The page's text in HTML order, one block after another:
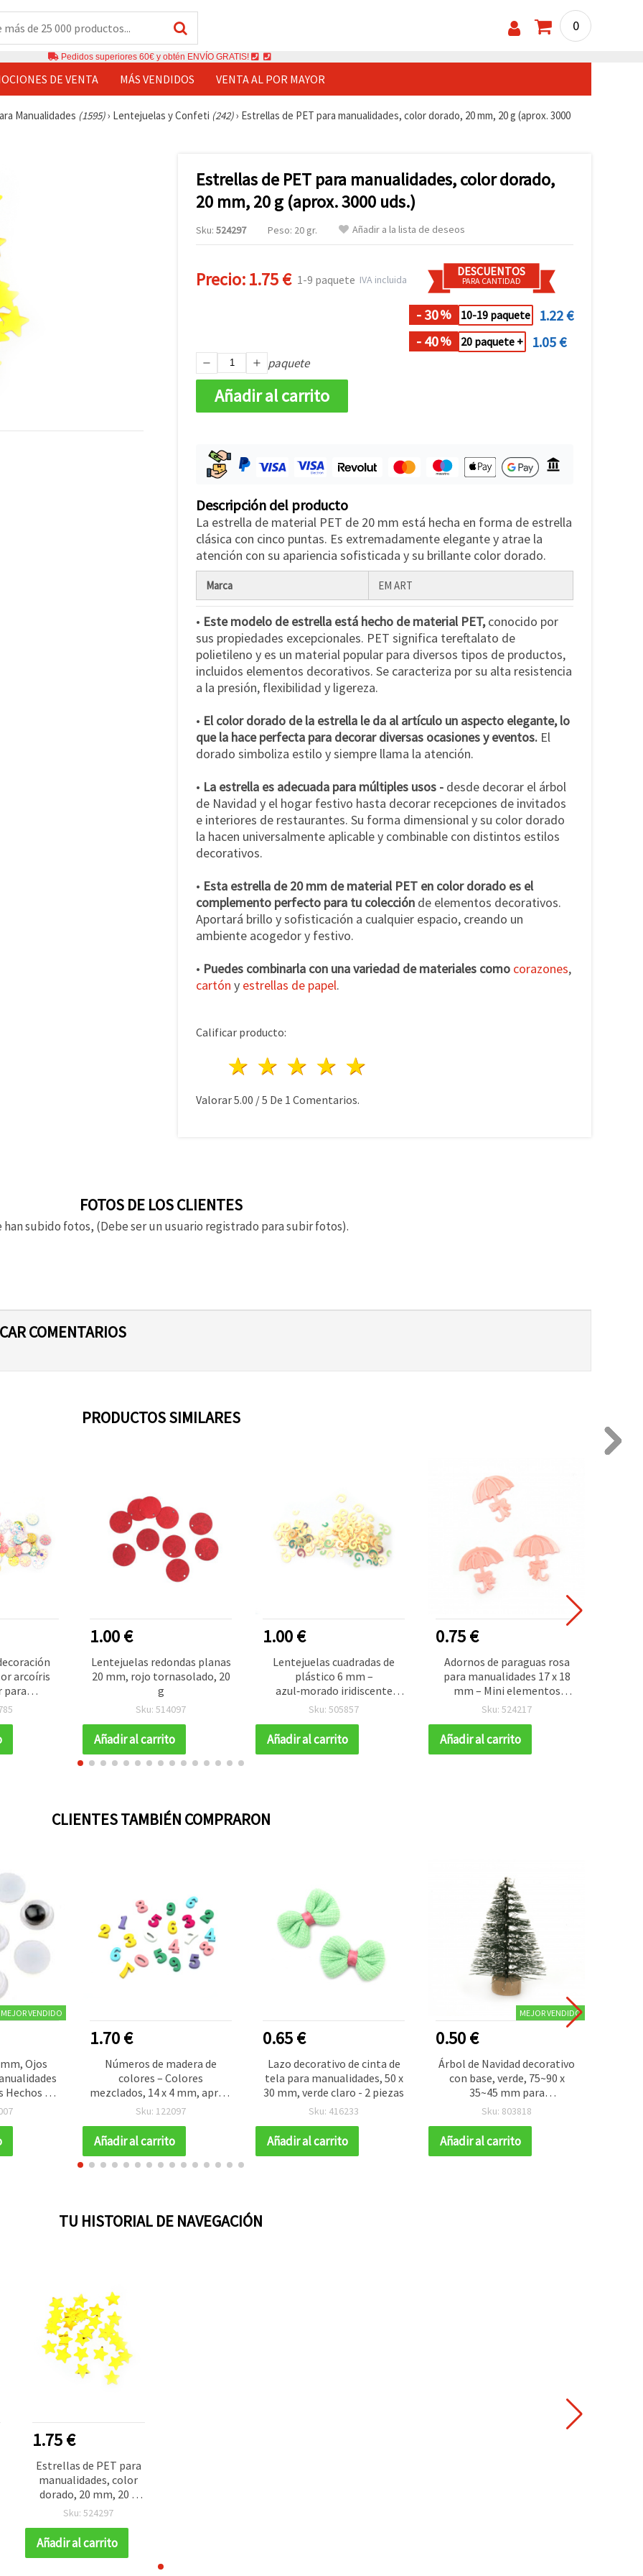
0
Pedidos superiores 60€ y obtén ENVÍO GRATIS!
DE VENTA MÁS VENDIDOS VENTA AL POR MAYOR
Manualidades (1595)› Lentejuelas y Confeti (242)› Estrellas de PET para manualidades, color dorado, 20 mm, 20 g (aprox. 3000
Estrellas de PET para manualidades, color dorado,
20 mm, 20 g (aprox. 3000 uds.)
Sku: 524297 Peso: 20 gr. Añadir a la lista de deseos
Precio:1.75 € 1-9 paquete IVA incluida
DESCUENTOS
PARA CANTIDAD
- 30% 10-19 paquete
1.22 €
- 40% 20 paquete + 1.05 €
paquete
Añadir al carrito
Descripción del producto
La estrella de material PET de 20 mm está hecha en forma de estrella
clásica con cinco puntas. Es extremadamente elegante y atrae la
atención con su apariencia sofisticada y su brillante color dorado.
Marca EM ART
• Este modelo de estrella está hecho de material PET,conocido por
sus propiedades excepcionales. PET significa tereftalato de
polietileno y es un material popular para diversos tipos de productos,
incluidos elementos decorativos. Se caracteriza por su alta resistencia
a la presión, flexibilidad y ligereza.
• El color dorado de la estrella le da al artículo un aspecto elegante, lo
que la hace perfecta para decorar diversas ocasiones y eventos. El
dorado simboliza estilo y siempre llama la atención.
• La estrella es adecuada para múltiples usos - desde decorar el árbol
de Navidad y el hogar festivo hasta decorar recepciones de invitados
e interiores de restaurantes. Su forma dimensional y su color dorado
la hacen universalmente aplicable y combinable con distintos estilos
decorativos.
• Esta estrella de 20 mm de material PET en color dorado es el
complemento perfecto para tu colección de elementos decorativos.
Aportará brillo y sofisticación a cualquier espacio, creando un
ambiente acogedor y festivo.
• Puedes combinarla con una variedad de materiales como corazones,
cartón y estrellas de papel.
Calificar producto:
4 estrellas
3 estrellas
2 estrellas
1 estrella
Valorar5.00 /5 De 1 Comentarios.
FOTOS DE LOS CLIENTES
han subido fotos, (Debe ser un usuario registrado para subir fotos).
COMENTARIOS
PRODUCTOS SIMILARES
arcoíris
20 g,
1.00 €
Lentejuelas redondas planas
20 mm, rojo tornasolado, 20
g
Sku: 514097
Añadir al carrito
1.00 €
Lentejuelas cuadradas de
plástico 6 mm –
azul‑morado iridiscente
efecto arcoíris, paquete de
costura, disfraces,
scrapbooking, tarjetería y
Sku: 505857
Añadir al carrito
0.75 €
Adornos de paraguas rosa
para manualidades 17 x 18
mm – Mini elementos
decorativos para DIY y
Sku: 524217
Añadir al carrito
CLIENTES TAMBIÉN COMPRARON
MEJOR VENDIDO
Ojos
Hechos a
1.70 €
Números de madera de
colores – Colores
mezclados, 14 x 4 mm, aprox.
50 uds. – Suministros para
proyectos decorativos
Sku: 122097
Añadir al carrito
0.65 €
Lazo decorativo de cinta de
tela para manualidades, 50 x
30 mm, verde claro - 2 piezas
Sku: 416233
Añadir al carrito
MEJOR VENDIDO
0.50 €
Árbol de Navidad decorativo
con base, verde, 75~90 x
35~45 mm para
manualidades
Sku: 803818
Añadir al carrito
TU HISTORIAL DE NAVEGACIÓN
1.75 €
Estrellas de PET para
manualidades, color
dorado, 20 mm, 20 g
(aprox. 3000 uds.)
Sku: 524297
Añadir al carrito